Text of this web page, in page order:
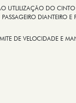
UTLILIZAÇÃO DO
DIANTEIRO E
DE VELOCIDADE E